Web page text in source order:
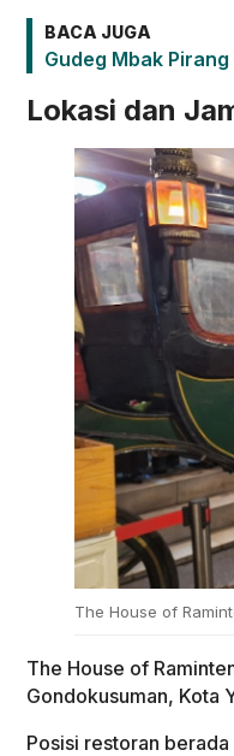
BACA JUGA
Gudeg Mbak
Lokasi dan
The House of
The House of
Gondokusuman, Kota
Posisi restoran